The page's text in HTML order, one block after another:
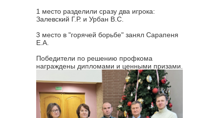
1 место разделили сразу два игрока:
Залевский Г.Р. и Урбан В.С.
3 место в "горячей борьбе" занял Сарапеня
Е.А.
Победители по решению профкома
награждены дипломами и ценными призами.